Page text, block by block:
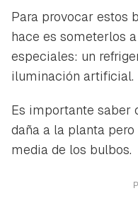
Para provocar estos
hace es someterlos
especiales: un
iluminación artificial.
Es importante saber
daña a la planta
media de los bulbos.